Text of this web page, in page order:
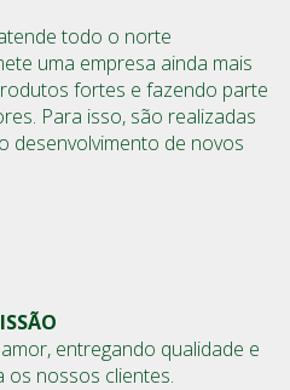
todo o norte
uma empresa ainda mais
fortes e fazendo parte
Para isso, são realizadas
desenvolvimento de novos
entregando qualidade e
os nossos clientes.